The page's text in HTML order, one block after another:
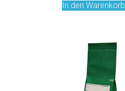
In den Warenkorb